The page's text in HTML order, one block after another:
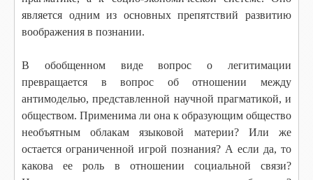
является одним из основных препятствий развитию
воображения в познании.
В обобщенном виде вопрос о легитимации
превращается в вопрос об отношении между
антимоделью, представленной научной прагматикой, и
обществом. Применима ли она к образующим общество
необъятным облакам языковой материи? Или же
остается ограниченной игрой познания? А если да, то
какова ее роль в отношении социальной связи?